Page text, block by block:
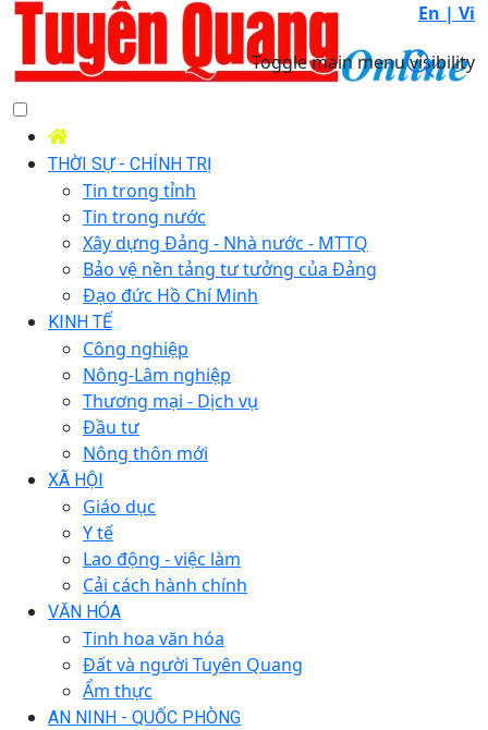
En | Vi
Toggle main menu visibility
THỜI SỰ - CHÍNH TRỊ
Tin trong tỉnh
Tin trong nước
Xây dựng Đảng - Nhà nước - MTTQ
Bảo vệ nền tảng tư tưởng của Đảng
Đạo đức Hồ Chí Minh
KINH TẾ
Công nghiệp
Nông-Lâm nghiệp
Thương mại - Dịch vụ
Đầu tư
Nông thôn mới
XÃ HỘI
Giáo dục
Y tế
Lao động - việc làm
Cải cách hành chính
VĂN HÓA
Tinh hoa văn hóa
Đất và người Tuyên Quang
Ẩm thực
AN NINH - QUỐC PHÒNG